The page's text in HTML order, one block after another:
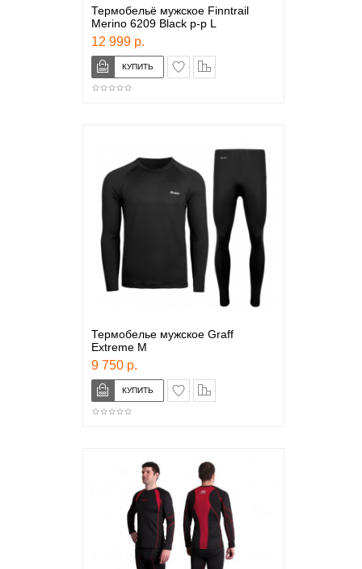
Термобельё мужское Finntrail
Merino 6209 Black р-р L
12 999 р.
в закладки
Термобелье мужское Graff
Extreme M
9 750 р.
в закладки